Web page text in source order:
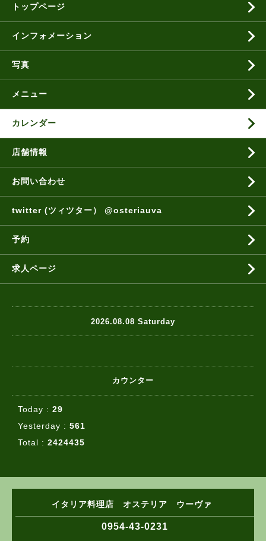
トップページ
インフォメーション
写真
メニュー
カレンダー
店舗情報
お問い合わせ
twitter (ツィツター） @osteriauva
予約
求人ページ
2026.08.08 Saturday
カウンター
Today : 29
Yesterday : 561
Total : 2424435
イタリア料理店 オステリア ウーヴァ
0954-43-0231